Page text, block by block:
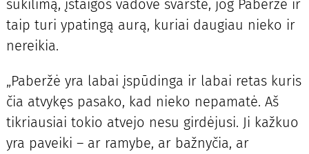
sukilimą, įstaigos vadovė svarstė, jog Paberžė ir
taip turi ypatingą aurą, kuriai daugiau nieko ir
nereikia.
„Paberžė yra labai įspūdinga ir labai retas kuris
čia atvykęs pasako, kad nieko nepamatė. Aš
tikriausiai tokio atvejo nesu girdėjusi. Ji kažkuo
yra paveiki – ar ramybe, ar bažnyčia, ar